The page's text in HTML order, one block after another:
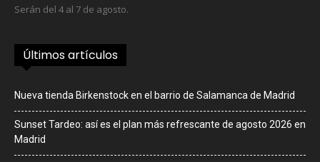
Serán del 4 al 7 de agosto.
Últimos artículos
Nueva tienda Birkenstock en el barrio de Salamanca de Madrid
Sunset Tardeo: así es el plan más refrescante de agosto 2026 en
Madrid